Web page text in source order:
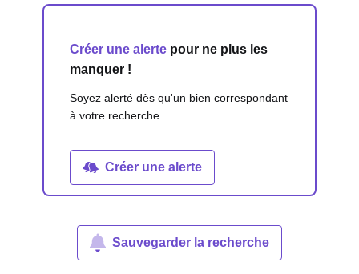
Créer une alerte pour ne plus les
manquer !
Soyez alerté dès qu'un bien correspondant
à votre recherche.
Créer une alerte
Sauvegarder la recherche